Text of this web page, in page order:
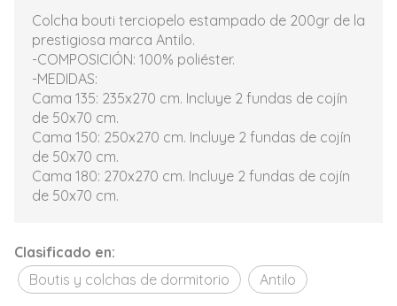
Colcha bouti terciopelo estampado de 200gr de la
prestigiosa marca Antilo.
-COMPOSICIÓN: 100% poliéster.
-MEDIDAS:
Cama 135: 235x270 cm. Incluye 2 fundas de cojín
de 50x70 cm.
Cama 150: 250x270 cm. Incluye 2 fundas de cojín
de 50x70 cm.
Cama 180: 270x270 cm. Incluye 2 fundas de cojín
de 50x70 cm.
Clasificado en:
Boutis y colchas de dormitorio
Antilo